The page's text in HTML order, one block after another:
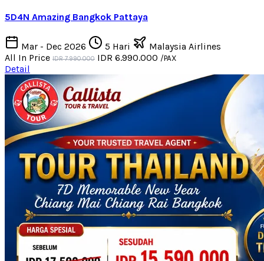
5D4N Amazing Bangkok Pattaya
Mar - Dec 2026 5 Hari
Malaysia Airlines
All In Price IDR 7.990.000 IDR 6.990.000 /PAX
Detail